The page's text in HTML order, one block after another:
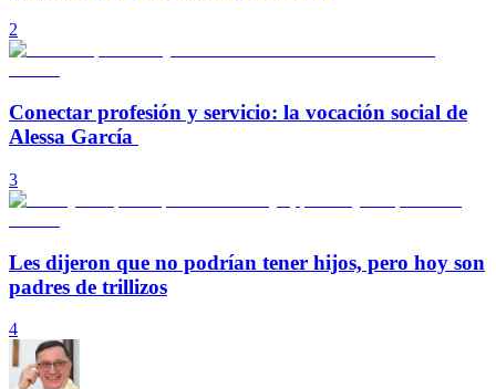
2
Conectar profesión y servicio: la vocación social de
Alessa García
3
Les dijeron que no podrían tener hijos, pero hoy son
padres de trillizos
4